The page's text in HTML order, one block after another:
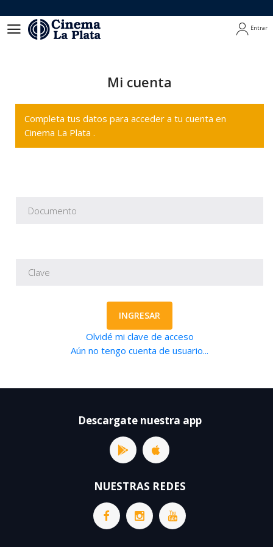
Entrar
Mi cuenta
Completa tus datos para acceder a tu cuenta en
Cinema La Plata .
INGRESAR
Olvidé mi clave de acceso
Aún no tengo cuenta de usuario...
Descargate nuestra app
NUESTRAS REDES